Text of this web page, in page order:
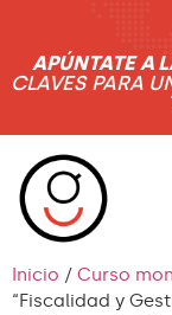
APÚNTATE A
CLAVES PARA
Inicio / Curso
“Fiscalidad y